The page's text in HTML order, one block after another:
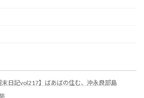
日記vol217】ばあばの住む、沖永良部島